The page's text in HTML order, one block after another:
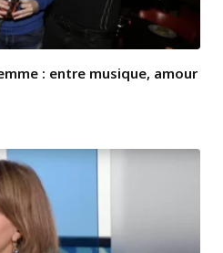
: entre musique, amour